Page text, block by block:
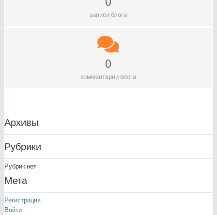
записи блога
0
комментарии блога
Архивы
Рубрики
Рубрик нет
Мета
Регистрация
Войти